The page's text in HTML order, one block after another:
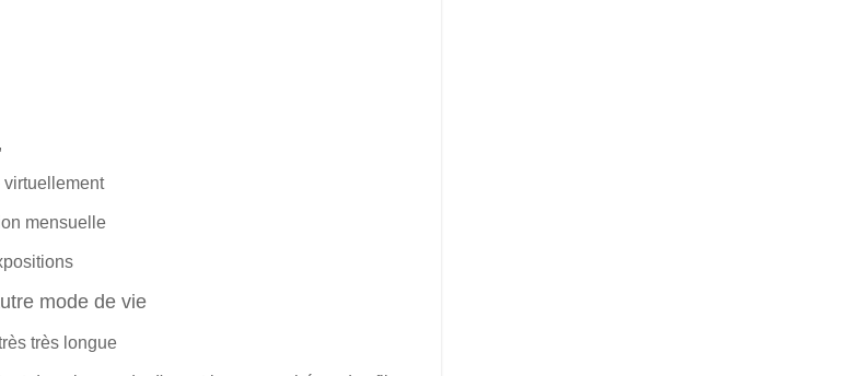
virtuellement
mensuelle
mode de vie
très longue